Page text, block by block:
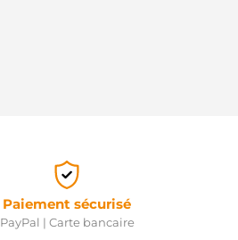
Paiement sécurisé
PayPal | Carte bancaire